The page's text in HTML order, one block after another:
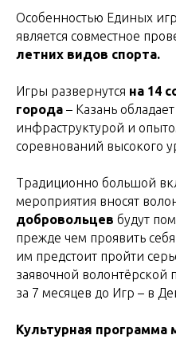
Особенностью Единых
является совместное
летних видов спорта.
Игры развернутся на 14
города – Казань
инфраструктурой и
соревнований высокого
Традиционно большой
мероприятия вносят
добровольцев будут
прежде чем проявить
им предстоит пройти
заявочной
за 7 месяцев до Игр – в
Культурная